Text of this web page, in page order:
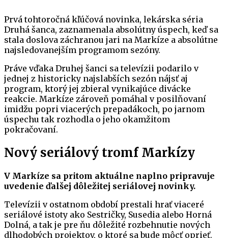
Prvá tohtoročná kľúčová novinka, lekárska séria
Druhá šanca, zaznamenala absolútny úspech, keď sa
stala doslova záchranou jari na Markíze a absolútne
najsledovanejším programom sezóny.
Práve vďaka Druhej šanci sa televízii podarilo v
jednej z historicky najslabších sezón nájsť aj
program, ktorý jej zbieral vynikajúce divácke
reakcie. Markíze zároveň pomáhal v posilňovaní
imidžu popri viacerých prepadákoch, po jarnom
úspechu tak rozhodla o jeho okamžitom
pokračovaní.
Nový seriálový tromf Markízy
V Markíze sa pritom aktuálne naplno pripravuje
uvedenie ďalšej dôležitej seriálovej novinky.
Televízii v ostatnom období prestali hrať viaceré
seriálové istoty ako Sestričky, Susedia alebo Horná
Dolná, a tak je pre ňu dôležité rozbehnutie nových
dlhodobých projektov, o ktoré sa bude môcť oprieť.